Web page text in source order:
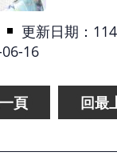
更新日期：
16
頁 回最